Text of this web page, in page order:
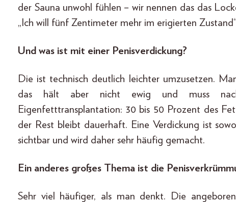
der Sauna unwohl fühlen – wir nennen das das
„Ich will fünf Zentimeter mehr im erigierten
Und was ist mit einer Penisverdickung?
Die ist technisch deutlich leichter umzusetzen.
das hält aber nicht ewig und muss
Eigenfetttransplantation: 30 bis 50 Prozent des
der Rest bleibt dauerhaft. Eine Verdickung ist
sichtbar und wird daher sehr häufig gemacht.
Ein anderes großes Thema ist die
Sehr viel häufiger, als man denkt. Die